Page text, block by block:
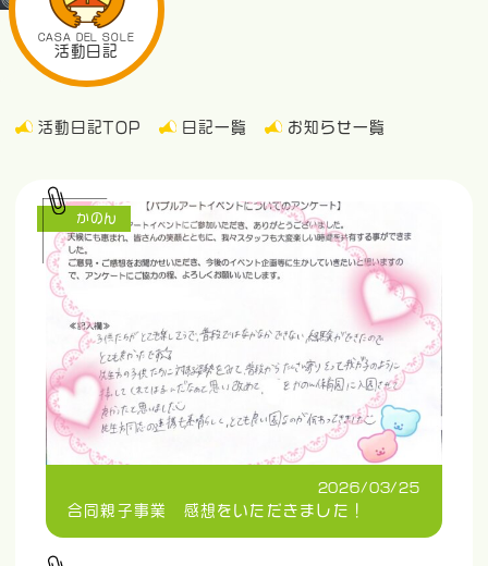
CASA DEL SOLE
活動日記
活動日記TOP 日記一覧 お知らせ一覧
2026/03/25
合同親子事業 感想をいただきました！
かのん